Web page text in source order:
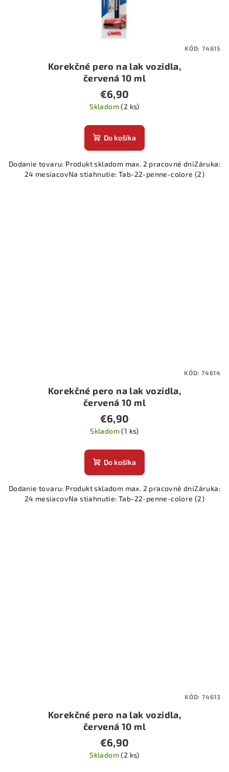
Korekčné pero na lak vozidla,
červená 10 ml
€6,90
Skladom(2 ks)
Do košíka
Dodanie tovaru: Produkt skladom max. 2 pracovné dniZáruka:
24 mesiacovNa stiahnutie: Tab-22-penne-colore (2)
KÓD: 74615
Korekčné pero na lak vozidla,
červená 10 ml
€6,90
Skladom(1 ks)
Do košíka
Dodanie tovaru: Produkt skladom max. 2 pracovné dniZáruka:
24 mesiacovNa stiahnutie: Tab-22-penne-colore (2)
KÓD: 74614
Korekčné pero na lak vozidla,
červená 10 ml
€6,90
Skladom(2 ks)
KÓD: 74613